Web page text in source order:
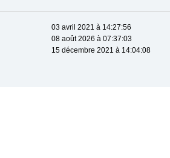
03 avril 2021 à 14:27:56
08 août 2026 à 07:37:03
15 décembre 2021 à 14:04:08